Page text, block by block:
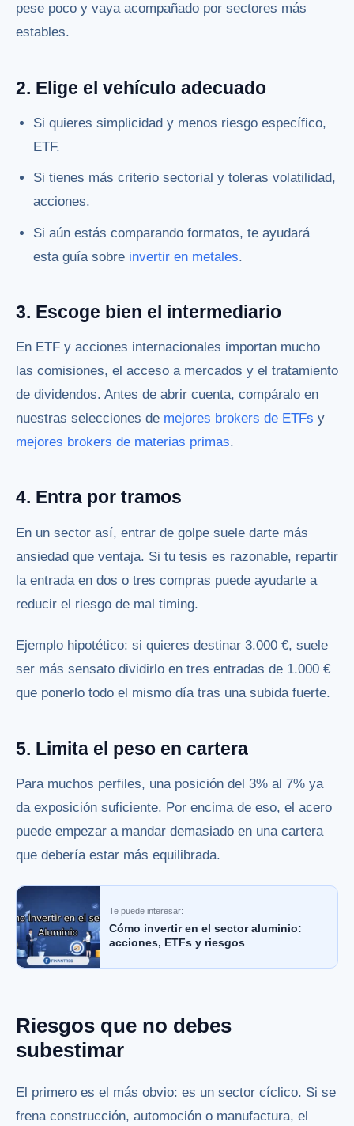
pese poco y vaya acompañado por sectores más
estables.
2. Elige el vehículo adecuado
Si quieres simplicidad y menos riesgo específico,
ETF.
Si tienes más criterio sectorial y toleras volatilidad,
acciones.
Si aún estás comparando formatos, te ayudará
esta guía sobre invertir en metales.
3. Escoge bien el intermediario
En ETF y acciones internacionales importan mucho
las comisiones, el acceso a mercados y el tratamiento
de dividendos. Antes de abrir cuenta, compáralo en
nuestras selecciones de mejores brokers de ETFs y
mejores brokers de materias primas.
4. Entra por tramos
En un sector así, entrar de golpe suele darte más
ansiedad que ventaja. Si tu tesis es razonable, repartir
la entrada en dos o tres compras puede ayudarte a
reducir el riesgo de mal timing.
Ejemplo hipotético: si quieres destinar 3.000 €, suele
ser más sensato dividirlo en tres entradas de 1.000 €
que ponerlo todo el mismo día tras una subida fuerte.
5. Limita el peso en cartera
Para muchos perfiles, una posición del 3% al 7% ya
da exposición suficiente. Por encima de eso, el acero
puede empezar a mandar demasiado en una cartera
que debería estar más equilibrada.
Te puede interesar:
Cómo invertir en el sector aluminio:
acciones, ETFs y riesgos
Riesgos que no debes
subestimar
El primero es el más obvio: es un sector cíclico. Si se
frena construcción, automoción o manufactura, el